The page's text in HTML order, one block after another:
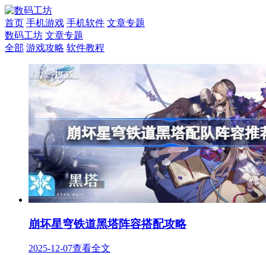
首页 手机游戏 手机软件 文章专题
数码工坊 文章专题
全部 游戏攻略 软件教程
崩坏星穹铁道黑塔阵容搭配攻略
2025-12-07查看全文